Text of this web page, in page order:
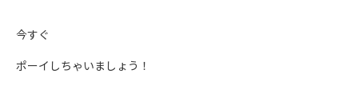
今すぐ
ポーイしちゃいましょう！